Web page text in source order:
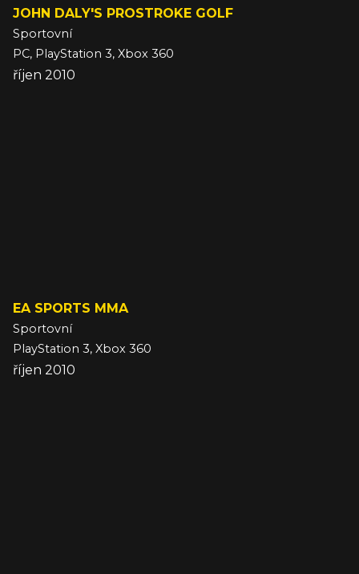
JOHN DALY'S PROSTROKE GOLF
Sportovní
PC, PlayStation 3, Xbox 360
říjen 2010
EA SPORTS MMA
Sportovní
PlayStation 3, Xbox 360
říjen 2010